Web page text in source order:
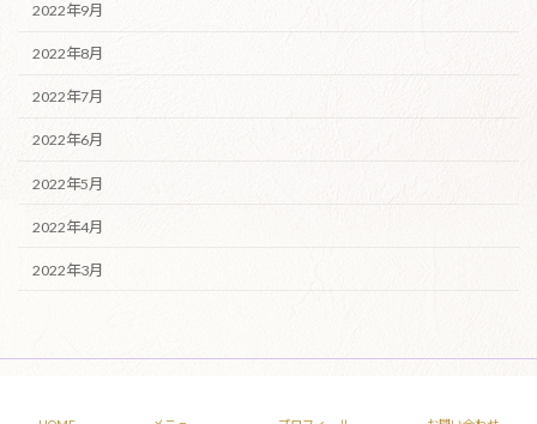
2022年9月
2022年8月
2022年7月
2022年6月
2022年5月
2022年4月
2022年3月